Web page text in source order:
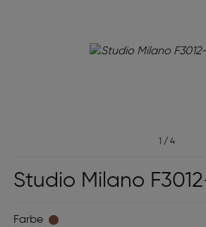
1 / 4
Studio Milano
Farbe